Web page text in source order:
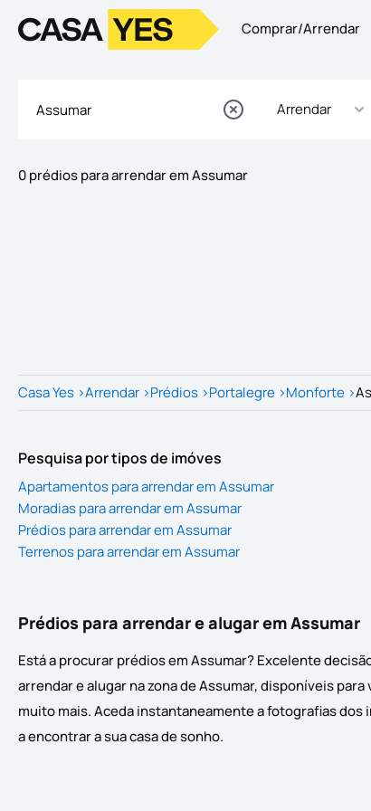
LogoIr para a homepage Comprar/Arrendar
Arrendar
0 prédios para arrendar em Assumar
Casa Yes >Arrendar >Prédios >Portalegre >Monforte >
Pesquisa por tipos de imóves
Apartamentos para arrendar em Assumar
Moradias para arrendar em Assumar
Prédios para arrendar em Assumar
Terrenos para arrendar em Assumar
Prédios para arrendar e alugar em Assumar
Está a procurar prédios em Assumar? Excelente
arrendar e alugar na zona de Assumar, disponíveis
muito mais. Aceda instantaneamente a fotografias dos
a encontrar a sua casa de sonho.